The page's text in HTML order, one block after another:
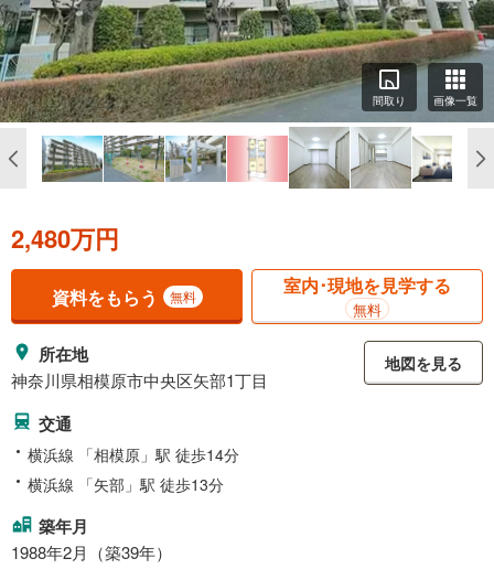
間取り 画像一覧
2,480万円
資料をもらう 無料 室内･現地を見学する
無料
所在地
神奈川県相模原市中央区矢部1丁目
地図を見る
交通
横浜線 「相模原」駅 徒歩14分
横浜線 「矢部」駅 徒歩13分
築年月
1988年2月（築39年）